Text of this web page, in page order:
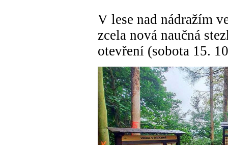
V lese nad nádražím
zcela nová naučná
otevření (sobota 15.